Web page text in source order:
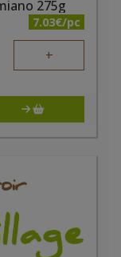
275g
7.03€/pc
+